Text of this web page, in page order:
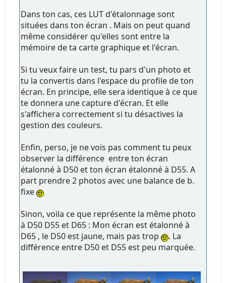
Dans ton cas, ces LUT d'étalonnage sont
situées dans ton écran . Mais on peut quand
même considérer qu'elles sont entre la
mémoire de ta carte graphique et l'écran.
Si tu veux faire un test, tu pars d'un photo et
tu la convertis dans l'espace du profile de ton
écran. En principe, elle sera identique à ce que
te donnera une capture d'écran. Et elle
s'affichera correctement si tu désactives la
gestion des couleurs.
Enfin, perso, je ne vois pas comment tu peux
observer la différence entre ton écran
étalonné à D50 et ton écran étalonné à D55. A
part prendre 2 photos avec une balance de b.
fixe
Sinon, voila ce que représente la même photo
à D50 D55 et D65 : Mon écran est étalonné à
D65 , le D50 est jaune, mais pas trop
. La
différence entre D50 et D55 est peu marquée.